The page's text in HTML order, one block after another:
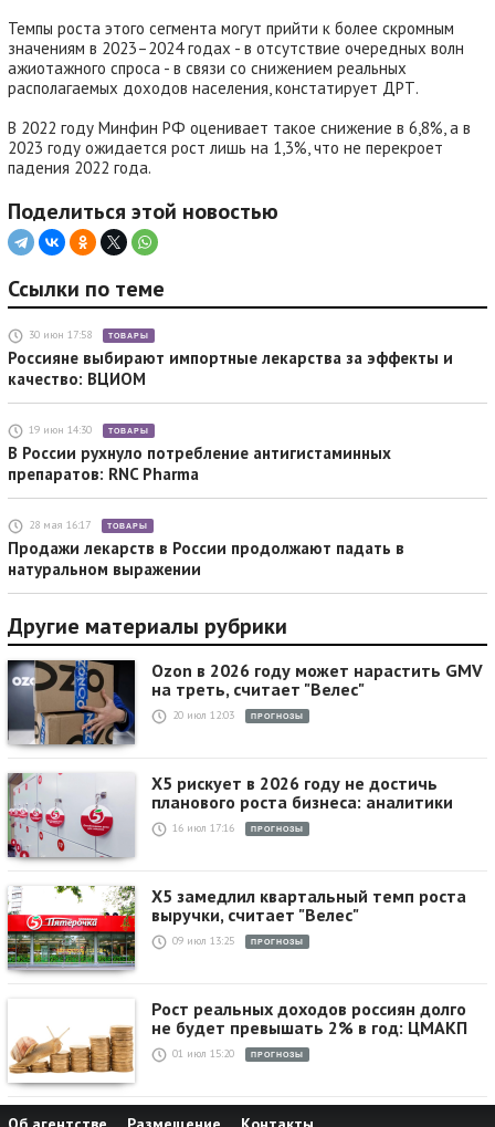
Темпы роста этого сегмента могут прийти к более скромным
значениям в 2023–2024 годах - в отсутствие очередных волн
ажиотажного спроса - в связи со снижением реальных
располагаемых доходов населения, констатирует ДРТ.
В 2022 году Минфин РФ оценивает такое снижение в 6,8%, а в
2023 году ожидается рост лишь на 1,3%, что не перекроет
падения 2022 года.
Поделиться этой новостью
Ссылки по теме
30 июн 17:58 ТОВАРЫ
Россияне выбирают импортные лекарства за эффекты и
качество: ВЦИОМ
19 июн 14:30 ТОВАРЫ
В России рухнуло потребление антигистаминных
препаратов: RNC Pharma
28 мая 16:17 ТОВАРЫ
Продажи лекарств в России продолжают падать в
натуральном выражении
Другие материалы рубрики
Ozon в 2026 году может нарастить GMV
на треть, считает "Велес"
20 июл 12:03 ПРОГНОЗЫ
X5 рискует в 2026 году не достичь
планового роста бизнеса: аналитики
16 июл 17:16 ПРОГНОЗЫ
X5 замедлил квартальный темп роста
выручки, считает "Велес"
09 июл 13:25 ПРОГНОЗЫ
Рост реальных доходов россиян долго
не будет превышать 2% в год: ЦМАКП
01 июл 15:20 ПРОГНОЗЫ